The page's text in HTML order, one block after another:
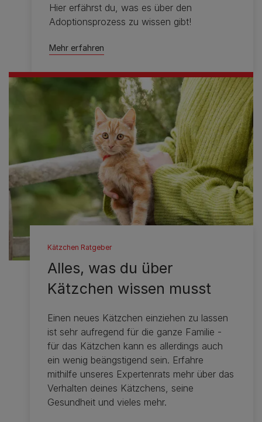
Hier erfährst du, was es über den
Adoptionsprozess zu wissen gibt!
Mehr erfahren
Kätzchen Ratgeber
Alles, was du über
Kätzchen wissen musst
Einen neues Kätzchen einziehen zu lassen
ist sehr aufregend für die ganze Familie -
für das Kätzchen kann es allerdings auch
ein wenig beängstigend sein. Erfahre
mithilfe unseres Expertenrats mehr über das
Verhalten deines Kätzchens, seine
Gesundheit und vieles mehr.